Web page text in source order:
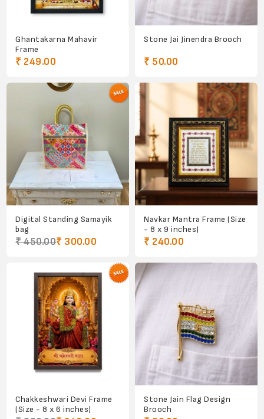
Ghantakarna Mahavir
Frame
₹ 249.00
Stone Jai Jinendra Brooch
₹ 50.00
Digital Standing Samayik
bag
₹ 450.00₹ 300.00
Navkar Mantra Frame (Size
- 8 x 9 inches)
₹ 240.00
Chakkeshwari Devi Frame
(Size - 8 x 6 inches)
Stone Jain Flag Design
Brooch